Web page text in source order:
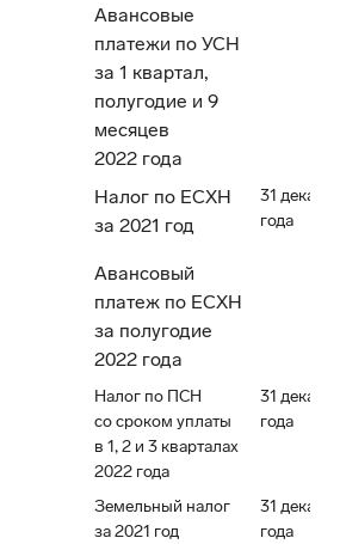
Авансовые
платежи по УСН
за 1 квартал,
полугодие и 9
месяцев
2022 года
Налог по ЕСХН
за 2021 год
Авансовый
платеж по ЕСХН
за полугодие
2022 года
31
года
Налог по ПСН
со сроком уплаты
в 1, 2 и 3 кварталах
2022 года
31
года
Земельный налог
за 2021 год
31
года